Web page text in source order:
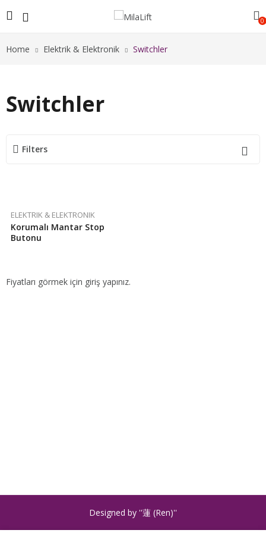
0
Home Elektrik & Elektronik Switchler
Switchler
Filters
ELEKTRIK & ELEKTRONIK
Korumalı Mantar Stop
Butonu
Fiyatları görmek için giriş yapınız.
Designed by ''蓮 (Ren)''